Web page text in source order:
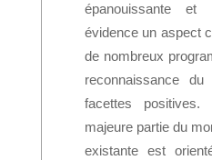
épanouissante
évidence un aspect
de nombreux
reconnaissance
facettes
majeure partie du
existante est